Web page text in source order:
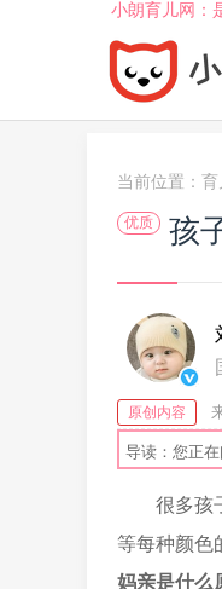
小朗育儿网：
当前位置： 育
优质 孩
原创内容
导读：您正
很多孩
等每种颜色
妈亲是什么